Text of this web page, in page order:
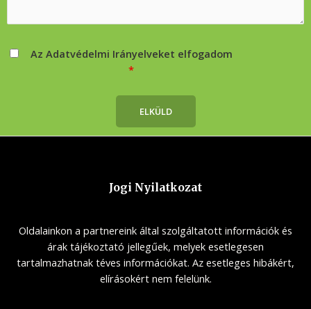
Az Adatvédelmi Irányelveket elfogadom
*
Jogi Nyilatkozat
Oldalainkon a partnereink által szolgáltatott információk és
árak tájékoztató jellegűek, melyek esetlegesen
tartalmazhatnak téves információkat. Az esetleges hibákért,
elírásokért nem felelünk.